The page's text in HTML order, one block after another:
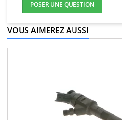
POSER UNE QUESTION
VOUS AIMEREZ AUSSI